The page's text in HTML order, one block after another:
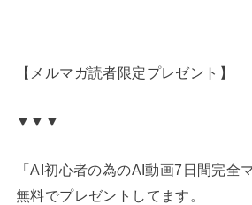
【メルマガ読者限定プレゼント】
▼▼▼
「AI初心者の為のAI動画7日間完全
無料でプレゼントしてます。